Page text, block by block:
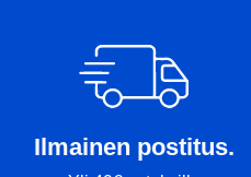
Ilmainen postitus.